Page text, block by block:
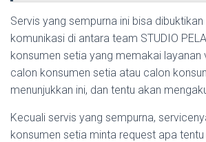
Servis yang sempurna ini bisa
komunikasi di antara team STUDIO
konsumen setia yang memakai layanan
calon konsumen setia atau calon
menunjukkan ini, dan tentu akan
Kecuali servis yang sempurna,
konsumen setia minta request apa